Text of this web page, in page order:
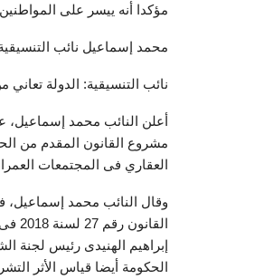
مؤكدا أنه ييسر على
محمد إسماعيل نائب
نائب التنسيقية: الدولة
أعلن النائب محمد
العقاري فى المجتمعات
وقال النائب محمد إسماعيل،
إبراهيم الهنيدى رئيس لجنة